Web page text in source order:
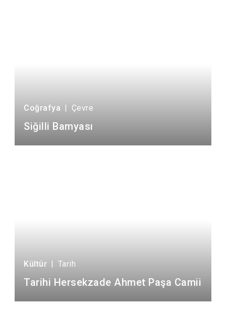
Coğrafya | Çevre
Siğilli Bamyası
Kültür | Tarih
Tarihi Hersekzade Ahmet Paşa Camii